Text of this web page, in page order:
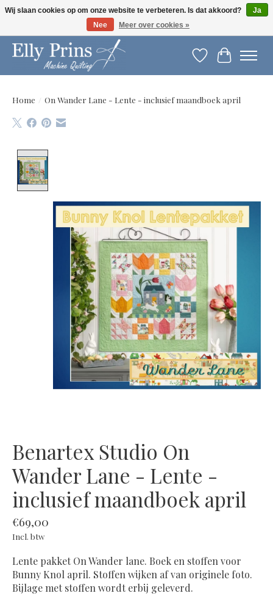
Let op: gewijzigde openingstijden!
Verlanglijst
Home / On Wander Lane - Lente - inclusief maandboek april
Benartex Studio On
Wander Lane - Lente -
inclusief maandboek april
€69,00
Incl. btw
Lente pakket On Wander lane. Boek en stoffen voor
Bunny Knol april. Stoffen wijken af van originele foto.
Bijlage met stoffen wordt erbij geleverd.
Wij slaan cookies op om onze website te verbeteren. Is dat akkoord?
Ja
Nee
Meer over cookies »